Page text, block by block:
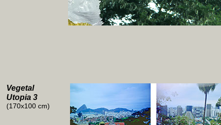
Vegetal
Utopia 3
(170x100 cm)